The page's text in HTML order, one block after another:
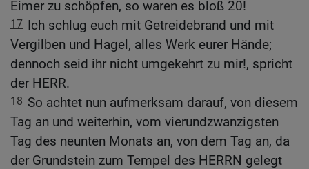
Eimer zu schöpfen, so waren es bloß 20!
17 Ich schlug euch mit Getreidebrand und mit
Vergilben und Hagel, alles Werk eurer Hände;
dennoch seid ihr nicht umgekehrt zu mir!, spricht
der HERR.
18 So achtet nun aufmerksam darauf, von diesem
Tag an und weiterhin, vom vierundzwanzigsten
Tag des neunten Monats an, von dem Tag an, da
der Grundstein zum Tempel des HERRN gelegt